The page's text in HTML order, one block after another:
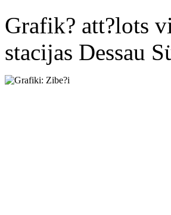
Grafik? att?lots
stacijas Dessau